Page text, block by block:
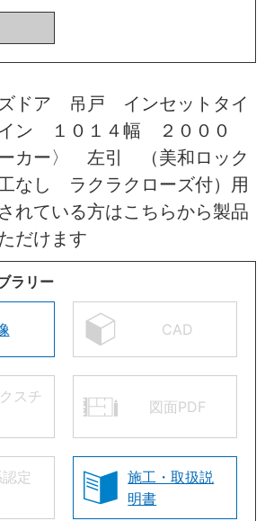
ドア 吊戸 インセットタイ
ン １０１４幅 ２０００
カー〉 左引 （美和ロック
なし ラクラクローズ付）用
れている方はこちらから製品
だけます
ラリー
CAD
スチ
図面PDF
定
施工・取扱説
明書